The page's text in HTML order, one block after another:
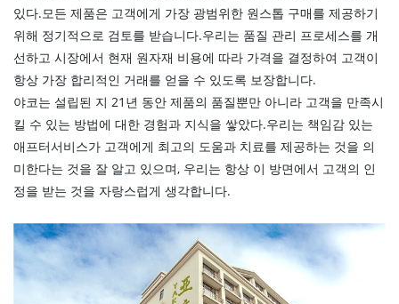
있다.모든 제품은 고객에게 가장 광범위한 원스톱 구매를 제공하기
위해 정기적으로 검토를 받습니다.우리는 품질 관리 프로세스를 개
선하고 시장에서 현재 원자재 비용에 따라 가격을 결정하여 고객이
항상 가장 합리적인 거래를 얻을 수 있도록 보장합니다.
야코는 설립된 지 21년 동안 제품의 품질뿐만 아니라 고객을 만족시
킬 수 있는 방법에 대한 경험과 지식을 쌓았다.우리는 책임감 있는
애프터서비스가 고객에게 최고의 도움과 치료를 제공하는 것을 의
미한다는 것을 잘 알고 있으며, 우리는 항상 이 방면에서 고객의 인
정을 받는 것을 자랑스럽게 생각합니다.